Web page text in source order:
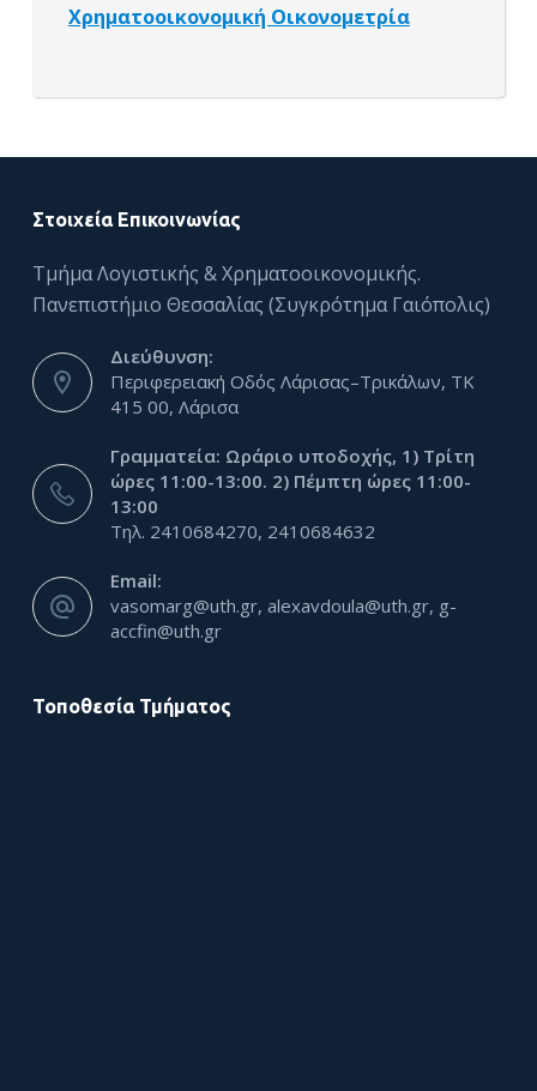
Χρηματοοικονομική Οικονομετρία
Στοιχεία Επικοινωνίας
Τμήμα Λογιστικής & Χρηματοοικονομικής.
Πανεπιστήμιο Θεσσαλίας (Συγκρότημα Γαιόπολις)
Διεύθυνση:
Περιφερειακή Οδός Λάρισας–Τρικάλων, ΤΚ
415 00, Λάρισα
Γραμματεία: Ωράριο υποδοχής, 1) Τρίτη
ώρες 11:00-13:00. 2) Πέμπτη ώρες 11:00-
13:00
Τηλ. 2410684270, 2410684632
Email:
vasomarg@uth.gr, alexavdoula@uth.gr, g-
accfin@uth.gr
Τοποθεσία Τμήματος